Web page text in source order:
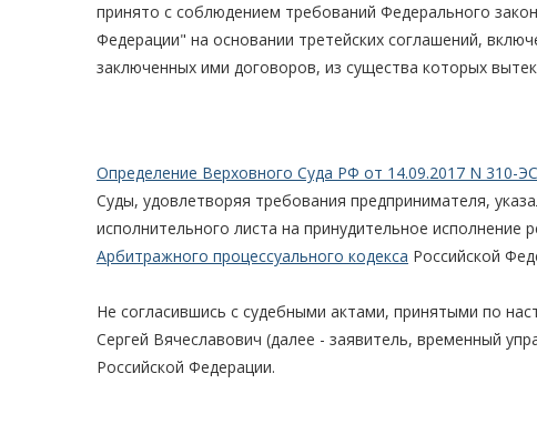
принято с соблюдением требований Федерального
Федерации" на основании третейских соглашений,
заключенных ими договоров, из существа которых
Определение Верховного Суда РФ от 14.09.2017 N 310-
Суды, удовлетворяя требования предпринимателя,
исполнительного листа на принудительное исполнение
Арбитражного процессуального кодекса Российской
Не согласившись с судебными актами, принятыми по
Сергей Вячеславович (далее - заявитель, временный
Российской Федерации.